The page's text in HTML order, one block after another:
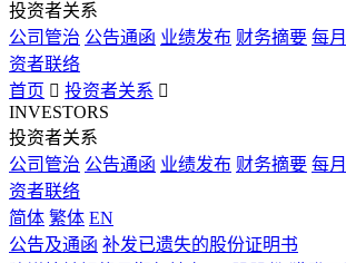
投资者关系
公司管治 公告通函 业绩发布 财务摘要 每
资者联络
首页  投资者关系 
INVESTORS
投资者关系
公司管治 公告通函 业绩发布 财务摘要 每
资者联络
简体 繁体 EN
公告及通函 补发已遗失的股份证明书